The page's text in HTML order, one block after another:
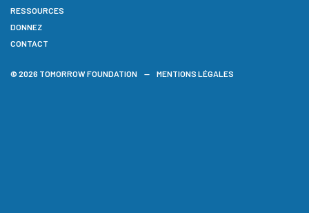
RESSOURCES
DONNEZ
CONTACT
© 2026 TOMORROW FOUNDATION MENTIONS LÉGALES